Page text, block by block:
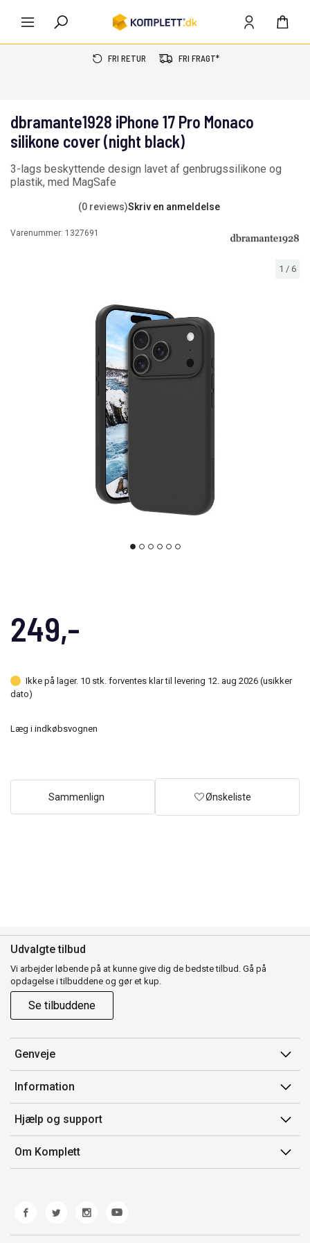
FRI RETUR FRI FRAGT*
1 / 6
dbramante1928 iPhone 17 Pro Monaco
silikone cover (night black)
3-lags beskyttende design lavet af genbrugssilikone og
plastik, med MagSafe
(0 reviews)Skriv en anmeldelse
Varenummer: 1327691
249,-
Ikke på lager. 10 stk. forventes klar til levering 12. aug 2026 (usikker
dato)
Læg i indkøbsvognen
Sammenlign Ønskeliste
Udvalgte tilbud
Vi arbejder løbende på at kunne give dig de bedste tilbud. Gå på
opdagelse i tilbuddene og gør et kup.
Se tilbuddene
Genveje
Min side
Ordrehistorik
Gavekort
Information
Salgsbetingelser
Mærker/producent
Fortrydelsesret
Hjælp og support
Kontakt os
Kundeservice
Fejl/Mangler
Fragt og levering
Om Komplett